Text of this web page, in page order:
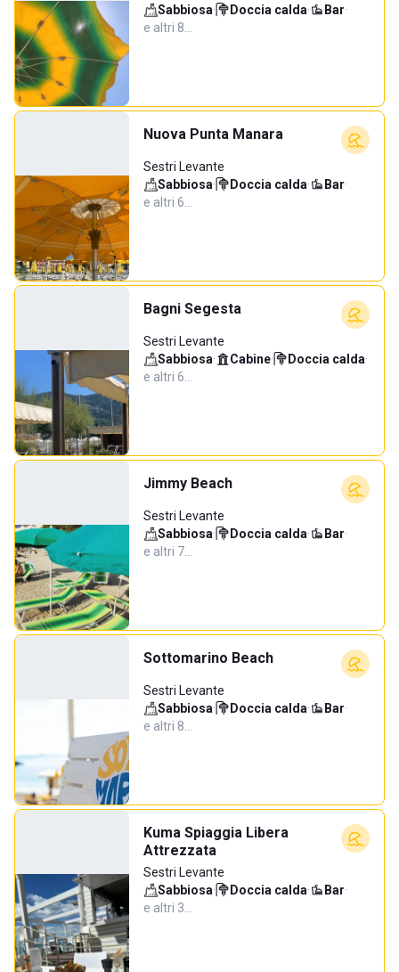
Sabbiosa· Doccia calda· Bar·
e altri 8…
Nuova Punta Manara
Sestri Levante
Sabbiosa· Doccia calda· Bar·
e altri 6…
Bagni Segesta
Sestri Levante
Sabbiosa· Cabine· Doccia calda·
e altri 6…
Jimmy Beach
Sestri Levante
Sabbiosa· Doccia calda· Bar·
e altri 7…
Sottomarino Beach
Sestri Levante
Sabbiosa· Doccia calda· Bar·
e altri 8…
Kuma Spiaggia Libera
Attrezzata
Sestri Levante
Sabbiosa· Doccia calda· Bar·
e altri 3…